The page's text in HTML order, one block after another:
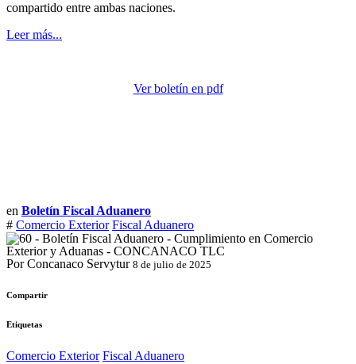
compartido entre ambas naciones.
Leer más...
Ver boletín en pdf
en Boletín Fiscal Aduanero
# Comercio Exterior Fiscal Aduanero
Por Concanaco Servytur 8 de julio de 2025
Compartir
Etiquetas
Comercio Exterior Fiscal Aduanero